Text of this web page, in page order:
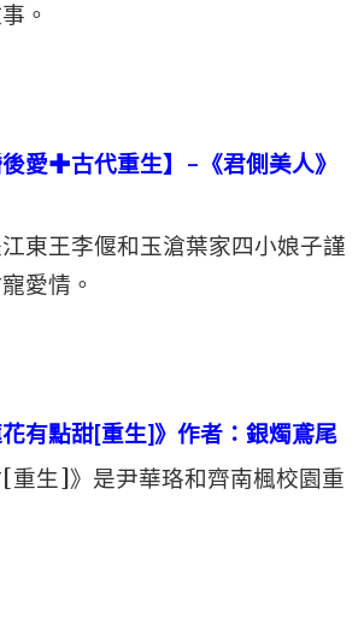
。
愛✚古代重生】–《君側美人》
江東王李偃和玉滄葉家四小娘子謹
愛情。
有點甜[重生]》作者：銀燭鳶尾
[重生]》是尹華珞和齊南楓校園重